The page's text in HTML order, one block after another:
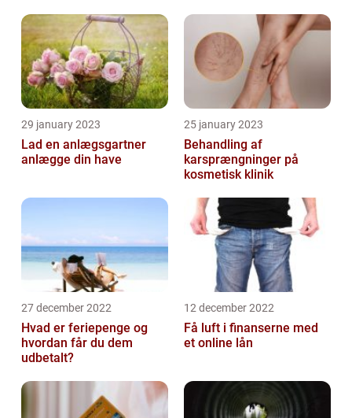
29 january 2023
Lad en anlægsgartner
anlægge din have
25 january 2023
Behandling af
karsprængninger på
kosmetisk klinik
27 december 2022
Hvad er feriepenge og
hvordan får du dem
udbetalt?
12 december 2022
Få luft i finanserne med
et online lån